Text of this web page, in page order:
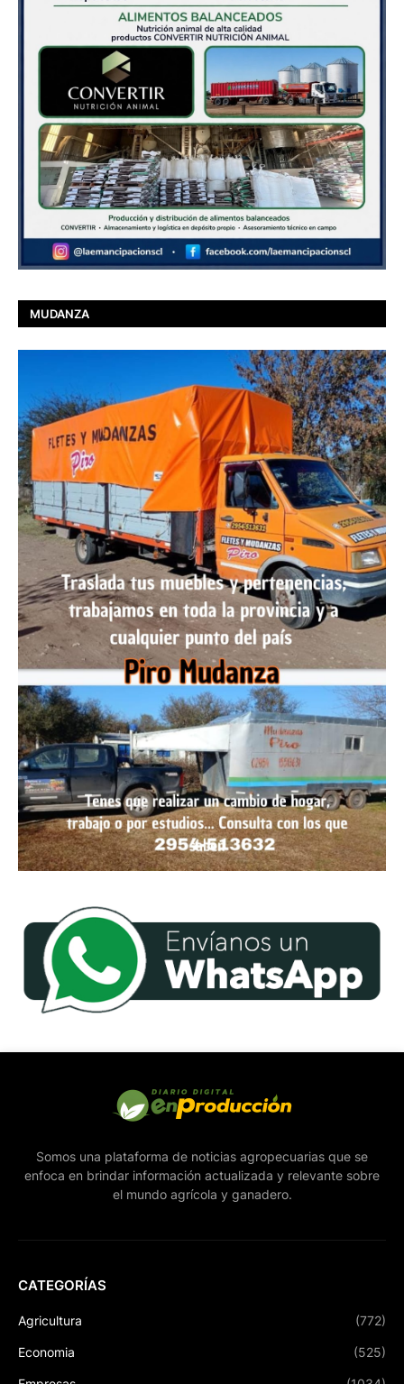
MUDANZA
Somos una plataforma de noticias agropecuarias que se
enfoca en brindar información actualizada y relevante sobre
el mundo agrícola y ganadero.
CATEGORÍAS
Agricultura (772)
Economia (525)